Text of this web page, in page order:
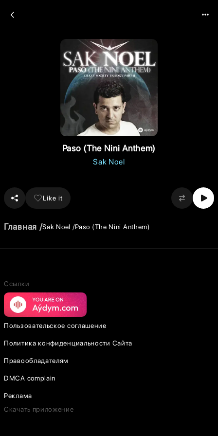
Paso (The Nini Anthem)
Sak Noel
Like it
Главная Sak Noel Paso (The Nini Anthem)
Ссылки
Пользовательское соглашение
Политика конфиденциальности Сайта
Правообладателям
DMCA complain
Реклама
Скачать приложение